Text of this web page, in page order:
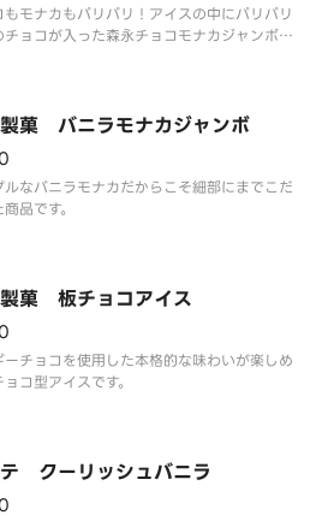
もモナカもパリパリ！アイスの中にパリパリ
チョコが入った森永チョコモナカジャンボ。
配慮して配送いたしますが、商品性質上溶
菓 バニラモナカジャンボ
ルなバニラモナカだからこそ細部にまでこだ
品です。
菓 板チョコアイス
ーチョコを使用した本格的な味わいが楽しめ
コ型アイスです。
クーリッシュバニラ